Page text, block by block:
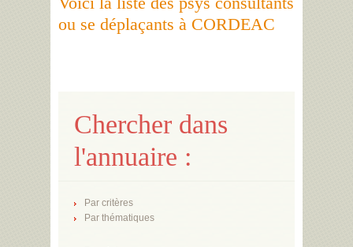
ou se déplaçants à CORDEAC
Chercher dans
l'annuaire :
Par critères
Par thématiques